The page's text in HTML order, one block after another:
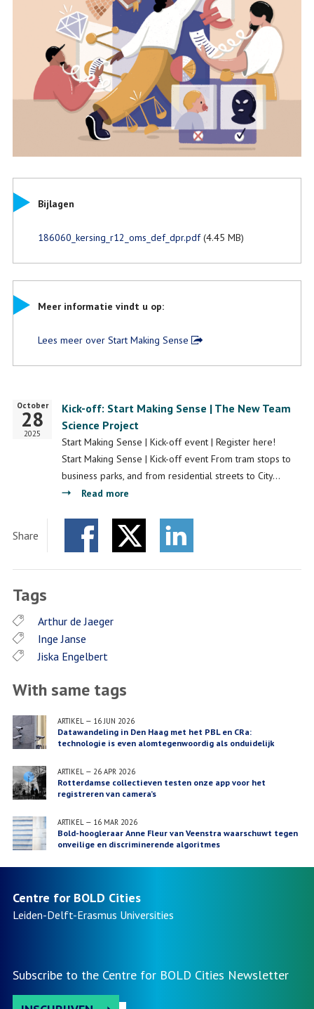
Bijlagen
186060_kersing_r12_oms_def_dpr.pdf (4.45 MB)
Meer informatie vindt u op:
Lees meer over Start Making Sense
Startdatum
October
28
2025
Kick-off: Start Making Sense | The New Team
Science Project
Start Making Sense | Kick-off event | Register here!
Start Making Sense | Kick-off event From tram stops to
business parks, and from residential streets to City…
Read more
off:
Start
Share
Tags
Arthur de Jaeger
Inge Janse
Jiska Engelbert
With same tags
ARTIKEL — 16 JUN 2026
Datawandeling in Den Haag met het PBL en CRa:
technologie is even alomtegenwoordig als onduidelijk
ARTIKEL — 26 APR 2026
Rotterdamse collectieven testen onze app voor het
registreren van camera’s
ARTIKEL — 16 MAR 2026
Bold-hoogleraar Anne Fleur van Veenstra waarschuwt tegen
onveilige en discriminerende algoritmes
Centre for BOLD Cities
Leiden-Delft-Erasmus Universities
Subscribe to the Centre for BOLD Cities Newsletter